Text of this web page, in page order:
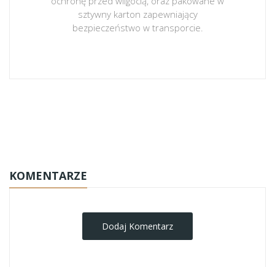
sztywny karton zapewniający
bezpieczeństwo w transporcie.
KOMENTARZE
Dodaj Komentarz